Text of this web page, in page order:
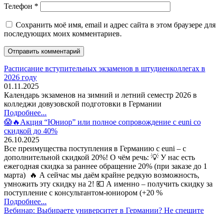
Телефон *
Сохранить моё имя, email и адрес сайта в этом браузере для
последующих моих комментариев.
Расписание вступительных экзаменов в штудиенколлегах в
2026 году
01.11.2025
Календарь экзаменов на зимний и летний семестр 2026 в
колледжи довузовской подготовки в Германии
Подробнее...
😱🔥Акция “Юниор” или полное сопровождение с euni со
скидкой до 40%
26.10.2025
Все преимущества поступления в Германию с euni – с
дополнительной скидкой 20%! О чём речь: 💡 У нас есть
ежегодная скидка за раннее обращение 20% (при заказе до 1
марта) 🔥 А сейчас мы даём крайне редкую возможность,
умножить эту скидку на 2! 💶 А именно – получить скидку за
поступление с консультантом-юниором (+20 %
Подробнее...
Вебинар: Выбираете университет в Германии? Не спешите